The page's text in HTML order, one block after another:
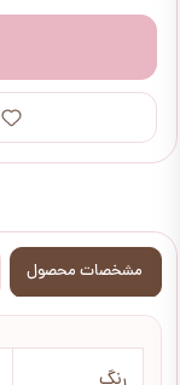
مشخصات محصول